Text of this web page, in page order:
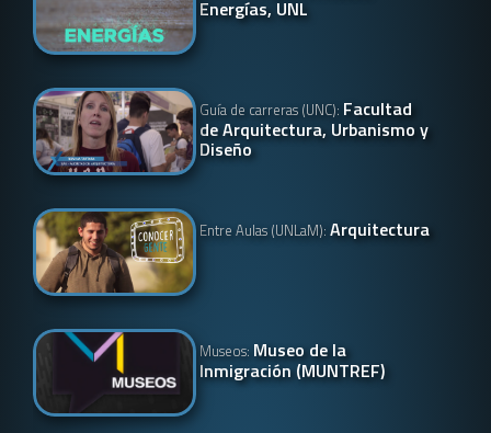
Energías, UNL
Guía de carreras (UNC): Facultad
de Arquitectura, Urbanismo y
Diseño
Entre Aulas (UNLaM):Arquitectura
Museos: Museo de la
Inmigración (MUNTREF)